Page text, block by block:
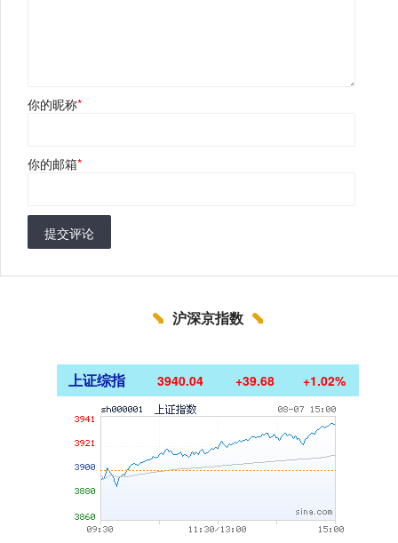
你的昵称*
你的邮箱*
提交评论
沪深京指数
上证综指 3940.04 +39.68 +1.02%